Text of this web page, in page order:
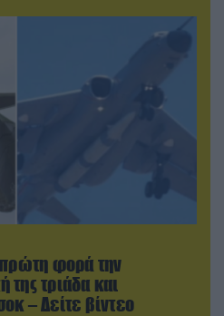
φορά την
της τριάδα και
– Δείτε βίντεο